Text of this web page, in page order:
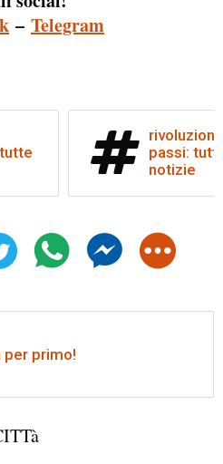
– Telegram
passi:
notizie
per primo!